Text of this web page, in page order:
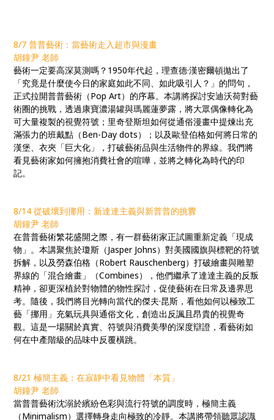
8/7 普普藝術：當藝術走入超市與漫畫
胡鐘尹 老師
藝術一定要高深莫測嗎？1950年代起，理查德·漢密爾頓拋出了
「究竟是什麼使今日的家庭如此不同、如此吸引人？」的問句，
正式拉開普普藝術（Pop Art）的序幕。本講將探討安迪沃荷對藝
術圈的挑戰，透過康寶濃湯罐與瑪麗蓮夢露，將大眾偶像轉化為
可大量複製的視覺符號；里奇登斯坦如何從通俗漫畫中提煉出充
滿張力的班戴點（Ben-Day dots）；以及歐登伯格如何將日常的
漢堡、衣夾「巨大化」，打破藝術品與生活物件的界線。我們將
看見藝術家如何擁抱消費社會的喧嘩，並將之轉化為時代的印
記。
8/14 從破壞到挪用：新達達主義與新普普的挑釁
胡鐘尹 老師
在普普藝術繁花盛開之際，有一群藝術家正試圖重新定義「現成
物」。本講聚焦於瓊斯（Jasper Johns）對美國國旗與標靶的符號
拆解，以及勞森伯格（Robert Rauschenberg）打破繪畫與雕塑
界線的「混合繪畫」（Combines），他們繼承了達達主義的反叛
精神，卻更深植於對物體的物性探討，促使藝術在日常及邊界思
考。隨後，我們將目光轉向當代的傑夫·昆斯，看他如何以極致工
藝「挪用」充氣玩具與通俗文化，創造出反諷且昂貴的視覺奇
觀。這是一場關於真實、符號與消費美學的深度辯證，看藝術如
何在中產階級的品味中反覆橫跳。
8/21 極簡主義：在寂靜中看見物體「本質」
胡鐘尹 老師
當普普藝術沈溺於繽紛色彩與流行符號的調度時，極簡主義
（Minimalism）選擇轉身走向極致的冷靜。本講將帶領聽眾認識